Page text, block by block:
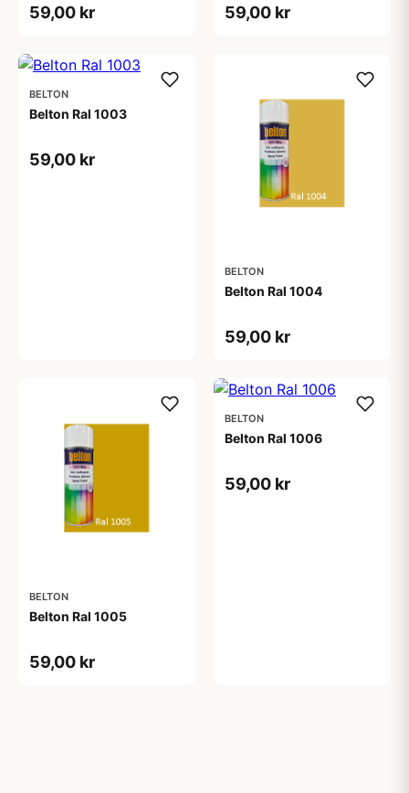
59,00 kr 59,00 kr
BELTON
Belton Ral 1003
59,00 kr
BELTON
Belton Ral 1004
59,00 kr
BELTON
Belton Ral 1005
59,00 kr
BELTON
Belton Ral 1006
59,00 kr